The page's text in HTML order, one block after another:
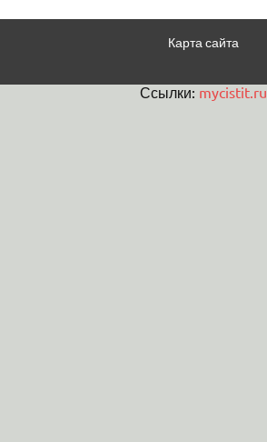
Карта сайта
Ссылки: mycistit.ru